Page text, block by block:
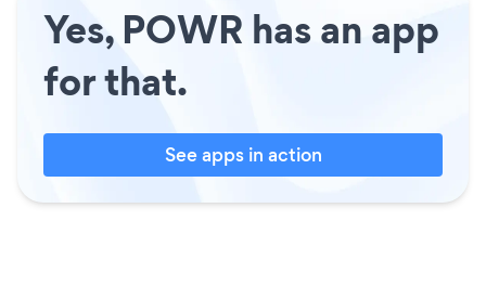
Yes, POWR has an app
for that.
See apps in action